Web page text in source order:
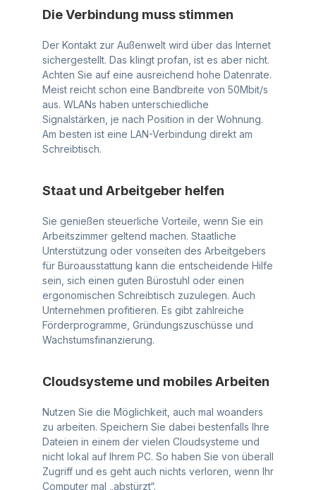
Die Verbindung muss stimmen
Der Kontakt zur Außenwelt wird über das Internet
sichergestellt. Das klingt profan, ist es aber nicht.
Achten Sie auf eine ausreichend hohe Datenrate.
Meist reicht schon eine Bandbreite von 50Mbit/s
aus. WLANs haben unterschiedliche
Signalstärken, je nach Position in der Wohnung.
Am besten ist eine LAN-Verbindung direkt am
Schreibtisch.
Staat und Arbeitgeber helfen
Sie genießen steuerliche Vorteile, wenn Sie ein
Arbeitszimmer geltend machen. Staatliche
Unterstützung oder vonseiten des Arbeitgebers
für Büroausstattung kann die entscheidende Hilfe
sein, sich einen guten Bürostuhl oder einen
ergonomischen Schreibtisch zuzulegen. Auch
Unternehmen profitieren. Es gibt zahlreiche
Förderprogramme, Gründungszuschüsse und
Wachstumsfinanzierung.
Cloudsysteme und mobiles Arbeiten
Nutzen Sie die Möglichkeit, auch mal woanders
zu arbeiten. Speichern Sie dabei bestenfalls Ihre
Dateien in einem der vielen Cloudsysteme und
nicht lokal auf Ihrem PC. So haben Sie von überall
Zugriff und es geht auch nichts verloren, wenn Ihr
Computer mal „abstürzt“.